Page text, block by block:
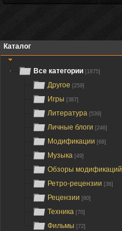
Каталог
Все категории [1875]
Другое [259]
Игры [387]
Литература [539]
Личные блоги [246]
Модификации [68]
Музыка [49]
Обзоры модификаций
Ретро-рецензии [36]
Рецензии [60]
Техника [70]
Фильмы [72]